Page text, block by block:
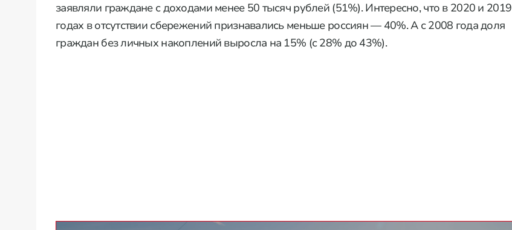
заявляли граждане с доходами менее 50 тысяч рублей (51%). Интересно, что в 2020 и 2019
годах в отсутствии сбережений признавались меньше россиян — 40%. А с 2008 года доля
граждан без личных накоплений выросла на 15% (с 28% до 43%).